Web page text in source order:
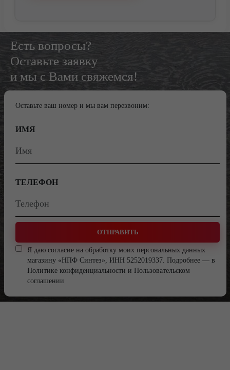
Есть вопросы?
Оставьте заявку
и мы с Вами свяжемся!
Оставьте ваш номер и мы вам перезвоним:
ИМЯ
ТЕЛЕФОН
ОТПРАВИТЬ
Я даю согласие на обработку моих персональных данных
магазину «НПФ Синтез», ИНН 5252019337. Подробнее — в
Политике конфиденциальности и Пользовательском
соглашении